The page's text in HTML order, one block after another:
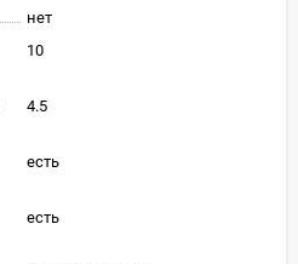
нет
10
4.5
есть
есть